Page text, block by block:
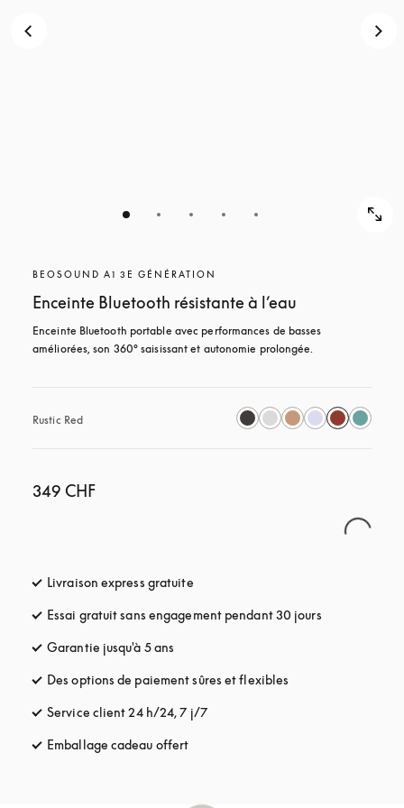
BEOSOUND A1 3E GÉNÉRATION
Enceinte Bluetooth résistante à l’eau
Enceinte Bluetooth portable avec performances de basses
améliorées, son 360° saisissant et autonomie prolongée.
Rustic Red
349 CHF
Livraison express gratuite
Essai gratuit sans engagement pendant 30 jours
Garantie jusqu'à 5 ans
Des options de paiement sûres et flexibles
Service client 24 h/24, 7 j/7s’ouvre dans un nouvel onglet
Emballage cadeau offert